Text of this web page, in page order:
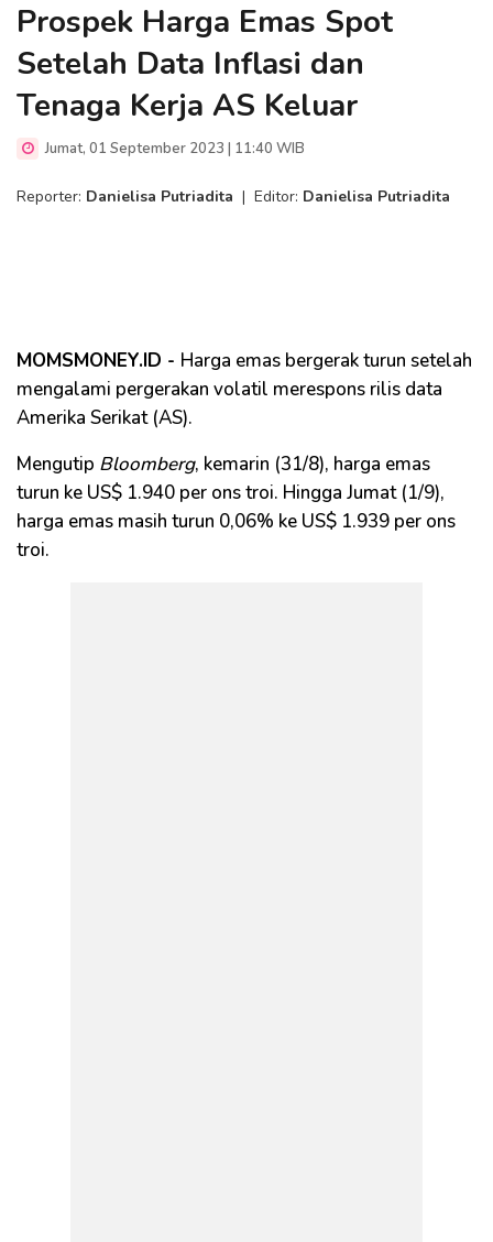
Prospek Harga Emas Spot
Setelah Data Inflasi dan
Tenaga Kerja AS Keluar
Jumat, 01 September 2023 | 11:40 WIB
Reporter: Danielisa Putriadita | Editor: Danielisa Putriadita
MOMSMONEY.ID - Harga emas bergerak turun setelah
mengalami pergerakan volatil merespons rilis data
Amerika Serikat (AS).
Mengutip Bloomberg, kemarin (31/8), harga emas
turun ke US$ 1.940 per ons troi. Hingga Jumat (1/9),
harga emas masih turun 0,06% ke US$ 1.939 per ons
troi.